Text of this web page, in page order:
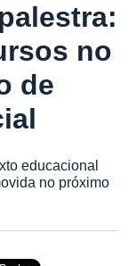
no
de
educacional
no próximo